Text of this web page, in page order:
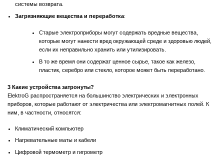
системы возврата.
Загрязняющие вещества и переработка:
Старые электроприборы могут содержать вредные вещества,
которые могут нанести вред окружающей среде и здоровью людей,
если их неправильно хранить или утилизировать.
В то же время они содержат ценное сырье, такое как железо,
пластик, серебро или стекло, которое может быть переработано.
3 Какие устройства затронуты?
ElektroG распространяется на большинство электрических и электронных
приборов, которые работают от электричества или электромагнитных полей. К
ним, в частности, относятся:
Климатический компьютер
Нагревательные маты и кабели
Цифровой термометр и гигрометр